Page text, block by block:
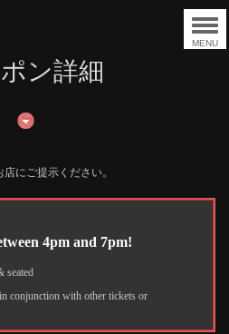
MENU
ン詳細
にご提示ください。
4pm and 7pm!
seated
conjunction with other tickets or